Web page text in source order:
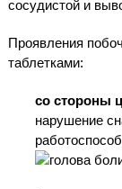
сосудистой и
Проявления
таблетками:
со стороны
нарушение